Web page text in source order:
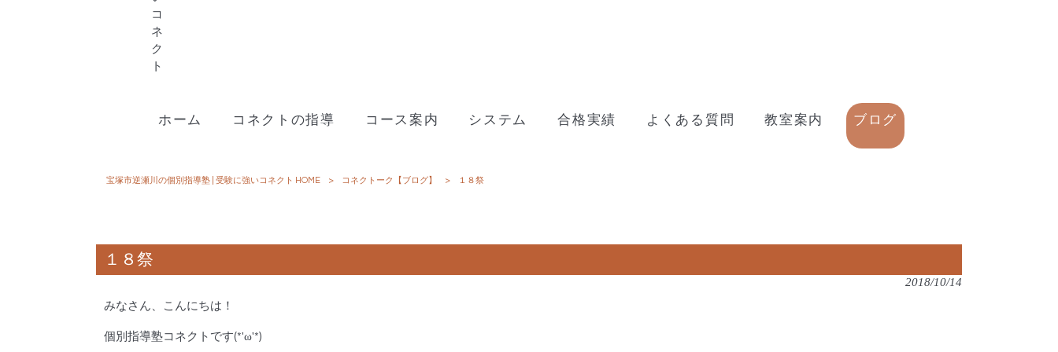
ホーム コネクトの指導 コース案内 システム 合格実績 よくある質問 教室案内 ブログ
宝塚市逆瀬川の個別指導塾 | 受験に強いコネクト HOME > コネクトーク【ブログ】 > １８祭
１８祭
2018/10/14
みなさん、こんにちは！
個別指導塾コネクトです(*'ω'*)